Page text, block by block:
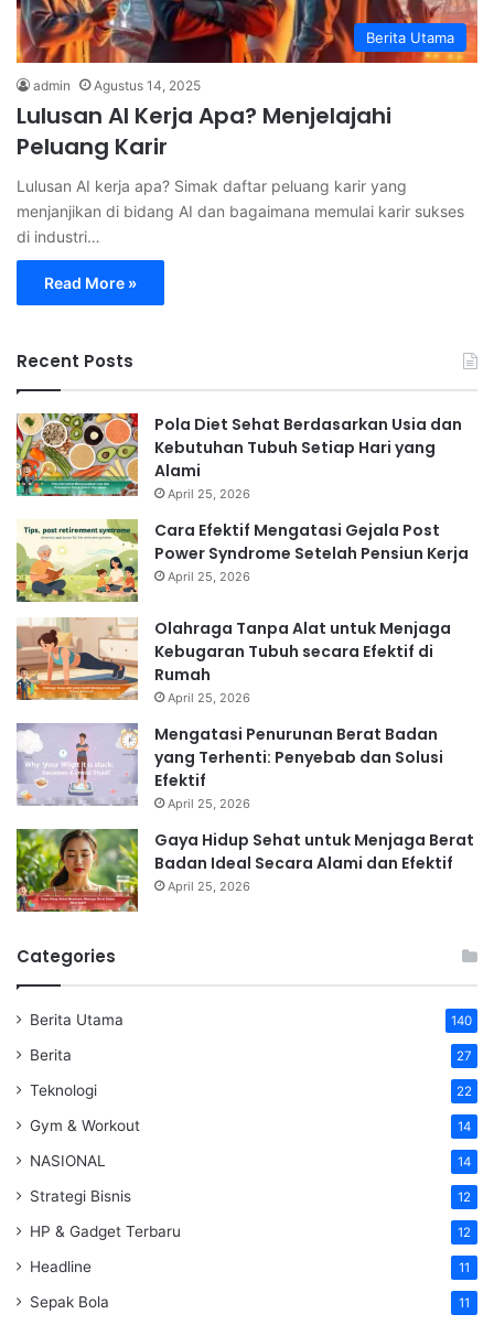
Berita Utama
admin Agustus 14, 2025
Lulusan AI Kerja Apa? Menjelajahi
Peluang Karir
Lulusan AI kerja apa? Simak daftar peluang karir yang
menjanjikan di bidang AI dan bagaimana memulai karir sukses
di industri…
Read More »
Recent Posts
Pola Diet Sehat Berdasarkan Usia dan
Kebutuhan Tubuh Setiap Hari yang
Alami
April 25, 2026
Cara Efektif Mengatasi Gejala Post
Power Syndrome Setelah Pensiun Kerja
April 25, 2026
Olahraga Tanpa Alat untuk Menjaga
Kebugaran Tubuh secara Efektif di
Rumah
April 25, 2026
Mengatasi Penurunan Berat Badan
yang Terhenti: Penyebab dan Solusi
Efektif
April 25, 2026
Gaya Hidup Sehat untuk Menjaga Berat
Badan Ideal Secara Alami dan Efektif
April 25, 2026
Categories
Berita Utama 140
Berita 27
Teknologi 22
Gym & Workout 14
NASIONAL 14
Strategi Bisnis 12
HP & Gadget Terbaru 12
Headline 11
Sepak Bola 11